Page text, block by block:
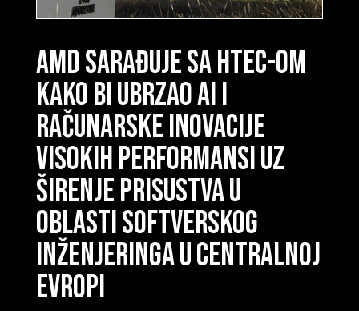
AMD sarađuje sa HTEC-om
kako bi ubrzao AI i
računarske inovacije
visokih performansi uz
širenje prisustva u
oblasti softverskog
inženjeringa u Centralnoj
Evropi